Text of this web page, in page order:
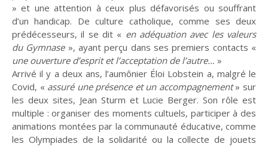
» et une attention à ceux plus défavorisés ou souffrant
d’un handicap. De culture catholique, comme ses deux
prédécesseurs, il se dit « en adéquation avec les valeurs
du Gymnase», ayant perçu dans ses premiers contacts «
une ouverture d’esprit et l’acceptation de l’autre… »
Arrivé il y a deux ans, l’aumônier Éloi Lobstein a, malgré le
Covid, « assuré une présence et un accompagnement» sur
les deux sites, Jean Sturm et Lucie Berger. Son rôle est
multiple : organiser des moments cultuels, participer à des
animations montées par la communauté éducative, comme
les Olympiades de la solidarité ou la collecte de jouets